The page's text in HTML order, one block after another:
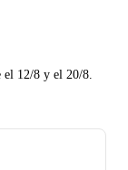
el 12/8 y el 20/8.